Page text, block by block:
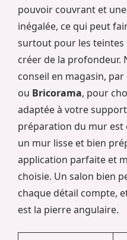
pouvoir couvrant et
inégalée, ce qui peut
surtout pour les
créer de la profondeur.
conseil en magasin, par
ou Bricorama, pour
adaptée à votre
préparation du mur est
un mur lisse et bien
application parfaite et
choisie. Un salon bien
chaque détail compte,
est la pierre angulaire.